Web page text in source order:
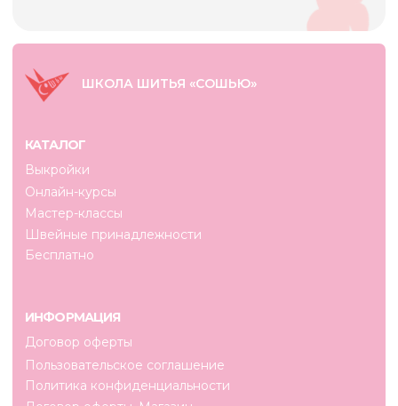
info@cosew.ru
ИП Тюрина Н. В.
ИНН 343656637402